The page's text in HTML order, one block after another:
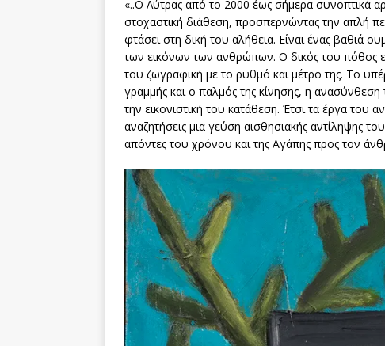
«..Ο Λύτρας από το 2000 έως σήμερα συνοπτικά
στοχαστική διάθεση, προσπερνώντας την απλή
φτάσει στη δική του αλήθεια. Είναι ένας βαθιά
των εικόνων των ανθρώπων. Ο δικός του πόθος
του ζωγραφική με το ρυθμό και μέτρο της. Το
γραμμής και ο παλμός της κίνησης, η
την εικονιστική του κατάθεση. Έτσι τα έργα του
αναζητήσεις μια γεύση αισθησιακής αντίληψης
απόντες του χρόνου και της Αγάπης προς τον